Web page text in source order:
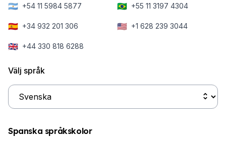
🇦🇷 +54 11 5984 5877 🇧🇷 +55 11 3197 4304
🇪🇸 +34 932 201 306 🇺🇸 +1 628 239 3044
🇬🇧 +44 330 818 6288
Välj språk
Spanska språkskolor